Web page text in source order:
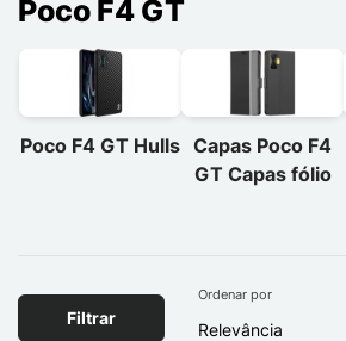
Poco F4 GT
Poco F4 GT Hulls Capas Poco F4
GT Capas fólio
Filtrar
Ordenar por